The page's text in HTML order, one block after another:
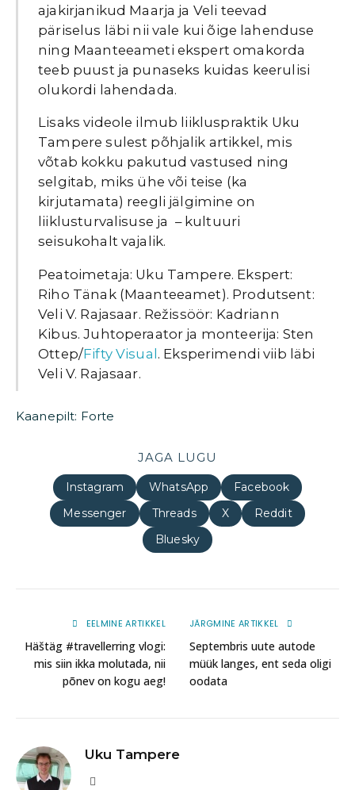
ajakirjanikud Maarja ja Veli teevad
päriselus läbi nii vale kui õige lahenduse
ning Maanteeameti ekspert omakorda
teeb puust ja punaseks kuidas keerulisi
olukordi lahendada.
Lisaks videole ilmub liikluspraktik Uku
Tampere sulest põhjalik artikkel, mis
võtab kokku pakutud vastused ning
selgitab, miks ühe või teise (ka
kirjutamata) reegli jälgimine on
liiklusturvalisuse ja – kultuuri
seisukohalt vajalik.
Peatoimetaja: Uku Tampere. Ekspert:
Riho Tänak (Maanteeamet). Produtsent:
Veli V. Rajasaar. Režissöör: Kadriann
Kibus. Juhtoperaator ja monteerija: Sten
Ottep/Fifty Visual . Eksperimendi viib läbi
Veli V. Rajasaar.
Kaanepilt: Forte
JAGA LUGU
Instagram WhatsApp
Facebook
Messenger
Threads X
Reddit
Bluesky
EELMINE ARTIKKEL
Häštäg #travellerring vlogi:
mis siin ikka molutada, nii
põnev on kogu aeg!
JÄRGMINE ARTIKKEL
Septembris uute autode
müük langes, ent seda oligi
oodata
Uku Tampere